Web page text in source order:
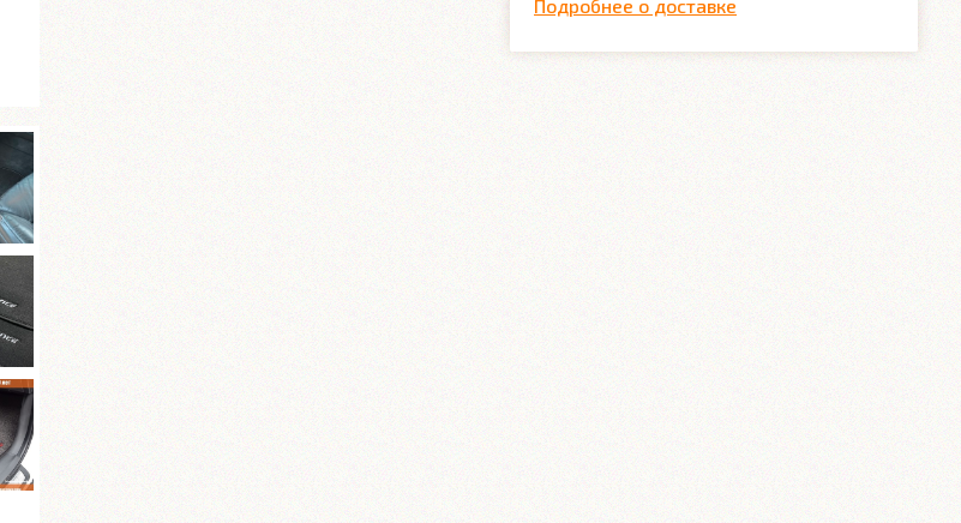
Подробнее о доставке